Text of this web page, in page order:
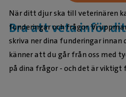
Bra att veta inför
När ditt djur ska till veterinären
funderingar och frågor. Vi
skriva ner dina funderingar
känner att du går från oss med
på dina frågor - och det är viktigt